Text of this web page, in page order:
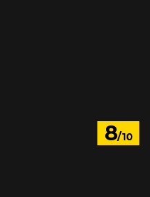
8/10